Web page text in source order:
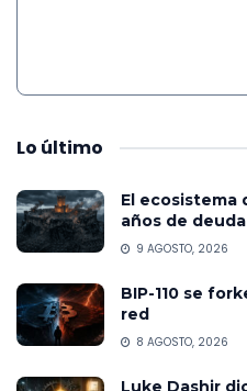
Lo último
El ecosistema
años de
9 AGOSTO, 2026
BIP-110 se
red
8 AGOSTO, 2026
Luke Dashjr